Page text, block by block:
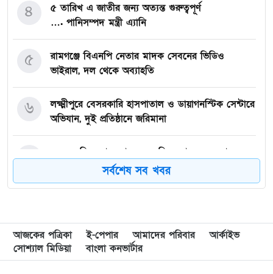
৫ তারিখ এ জাতীর জন্য অত্যন্ত গুরুত্বপূর্ণ
…. পানিসম্পদ মন্ত্রী এ্যানি
৪
রামগঞ্জে বিএনপি নেতার মাদক সেবনের ভিডিও
ভাইরাল, দল থেকে অব্যাহতি
৫
লক্ষ্মীপুরে বেসরকারি হাসপাতাল ও ডায়াগনস্টিক সেন্টারে
অভিযান, দুই প্রতিষ্ঠানে জরিমানা
৬
একদল নিয়ে যায়, আরেকদল নিয়ে আসে মেঘনার চরে
চোর-ডাকাতের তান্ডব, দিশেহারা গরু-মহিষ মালিকরা!
৭
প্রবাসীর বসতঘরের তালা ভেঙে মালামাল লুট, মামলা
নিচ্ছে না পুলিশ
৯
সর্বশেষ সব খবর
আজকের পত্রিকা ই-পেপার আমাদের পরিবার
আর্কাইভ
সোশ্যাল মিডিয়া
বাংলা কনভার্টার